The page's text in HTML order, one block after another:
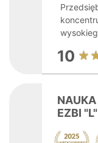
10
EZBI "L"